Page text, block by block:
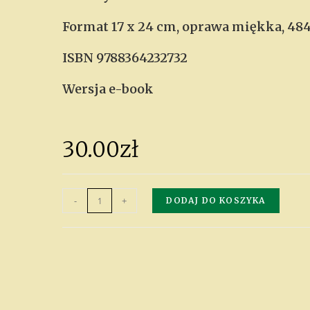
Format 17 x 24 cm, oprawa miękka,
ISBN 9788364232732
Wersja e-book
30.00zł
- + DODAJ DO KOSZYKA